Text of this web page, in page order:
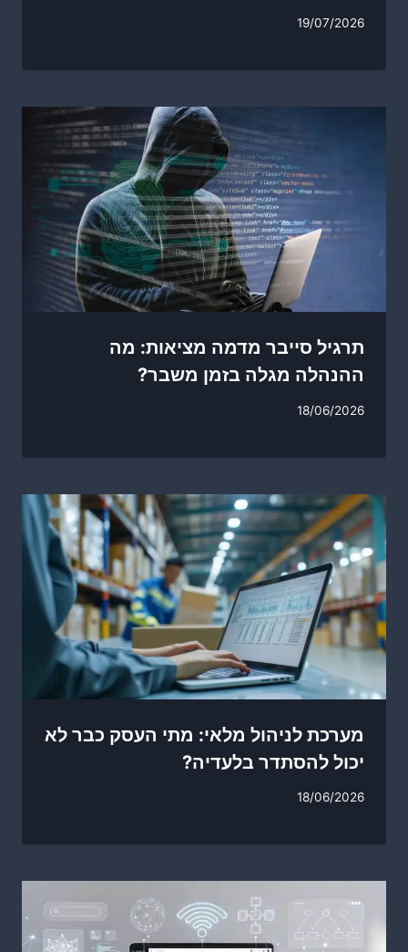
19/07/2026
תרגיל סייבר מדמה מציאות: מה
ההנהלה מגלה בזמן משבר?
18/06/2026
מערכת לניהול מלאי: מתי העסק כבר לא
יכול להסתדר בלעדיה?
18/06/2026